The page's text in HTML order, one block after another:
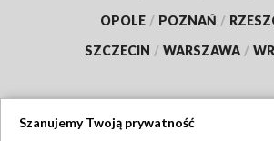
OPOLE / POZNAŃ /
SZCZECIN / WARSZAWA /
Szanujemy Twoją prywatność